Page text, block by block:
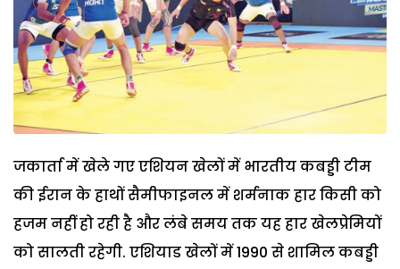
जकार्ता में खेले गए एशियन खेलों में भारतीय कबड्डी टीम
की ईरान के हाथों सैमीफाइनल में शर्मनाक हार किसी को
हजम नहीं हो रही है और लंबे समय तक यह हार खेलप्रेमियों
को सालती रहेगी. एशियाड खेलों में 1990 से शामिल कबड्डी